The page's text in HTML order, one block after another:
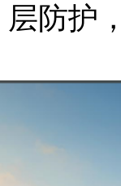
防护